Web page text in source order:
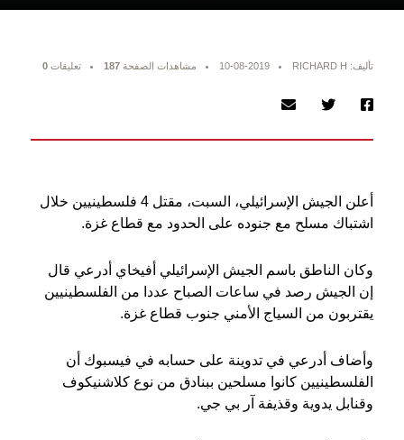
تأليف: RICHARD H 10-08-2019 مشاهدات الصفحة 187 تعليقات 0
أعلن الجيش الإسرائيلي، السبت، مقتل 4 فلسطينيين خلال
اشتباك مسلح مع جنوده على الحدود مع قطاع غزة.
وكان الناطق باسم الجيش الإسرائيلي أفيخاي أدرعي قال
إن الجيش رصد في ساعات الصباح عددا من الفلسطينيين
يقتربون من السياج الأمني جنوب قطاع غزة.
وأضاف أدرعي في تدوينة على حسابه في فيسبوك أن
الفلسطينيين كانوا مسلحين ببنادق من نوع كلاشنيكوف
وقنابل يدوية وقذيفة آر بي جي.